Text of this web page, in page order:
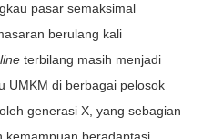
pasar semaksimal
berulang kali
terbilang masih menjadi
UMKM di berbagai pelosok
generasi X, yang sebagian